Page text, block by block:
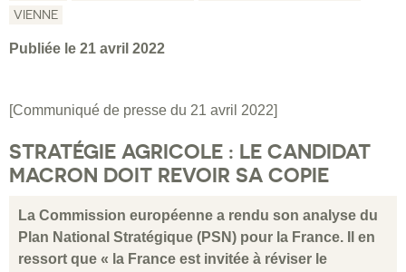
VIENNE
Publiée le 21 avril 2022
[Communiqué de presse du 21 avril 2022]
STRATÉGIE AGRICOLE : LE CANDIDAT
MACRON DOIT REVOIR SA COPIE
La Commission européenne a rendu son analyse du
Plan National Stratégique (PSN) pour la France. Il en
ressort que « la France est invitée à réviser le